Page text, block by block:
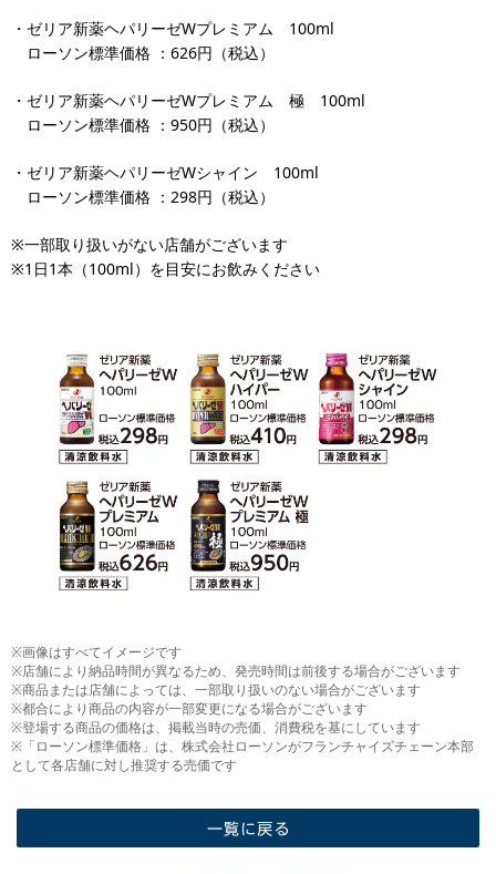
・ゼリア新薬ヘパリーゼWプレミアム 100ml
ローソン標準価格 ：626円（税込）
・ゼリア新薬ヘパリーゼWプレミアム 極 100ml
ローソン標準価格 ：950円（税込）
・ゼリア新薬ヘパリーゼWシャイン 100ml
ローソン標準価格 ：298円（税込）
※一部取り扱いがない店舗がございます
※1日1本（100ml）を目安にお飲みください
※画像はすべてイメージです
※店舗により納品時間が異なるため、発売時間は前後する場合がございます
※商品または店舗によっては、一部取り扱いのない場合がございます
※都合により商品の内容が一部変更になる場合がございます
※登場する商品の価格は、掲載当時の売価、消費税を基にしています
※「ローソン標準価格」は、株式会社ローソンがフランチャイズチェーン本部
として各店舗に対し推奨する売価です